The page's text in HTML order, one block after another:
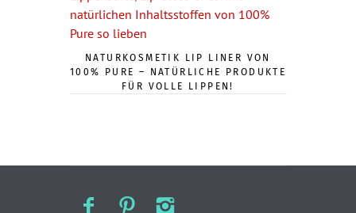
NATURKOSMETIK LIP LINER VON
100% PURE – NATÜRLICHE PRODUKTE
FÜR VOLLE LIPPEN!